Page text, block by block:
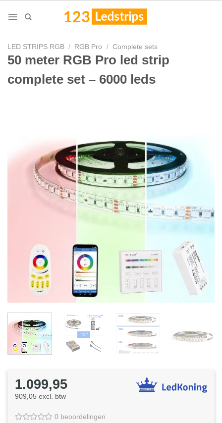
LED STRIPS RGB / RGB Pro / Complete sets
50 meter RGB Pro led strip
complete set – 6000 leds
1.099,95
909,05 excl. btw
0 beoordelingen